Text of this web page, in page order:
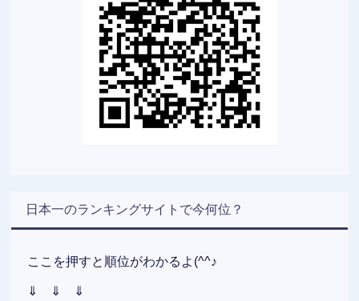
日本一のランキングサイトで今何位？
ここを押すと順位がわかるよ(^^♪
⇓ ⇓ ⇓